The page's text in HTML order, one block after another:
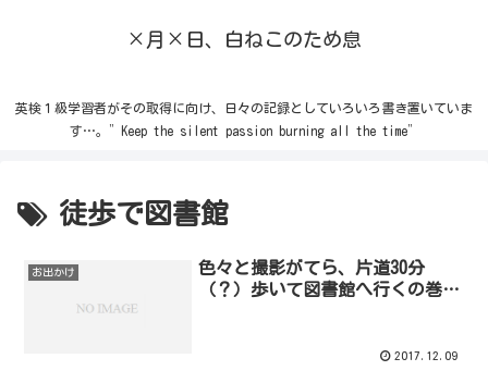
×月×日、白ねこのため息
英検１級学習者がその取得に向け、日々の記録としていろいろ書き置いていま
す…。”Keep the silent passion burning all the time”
徒歩で図書館
お出かけ
色々と撮影がてら、片道30分
（？）歩いて図書館へ行くの巻…
2017.12.09